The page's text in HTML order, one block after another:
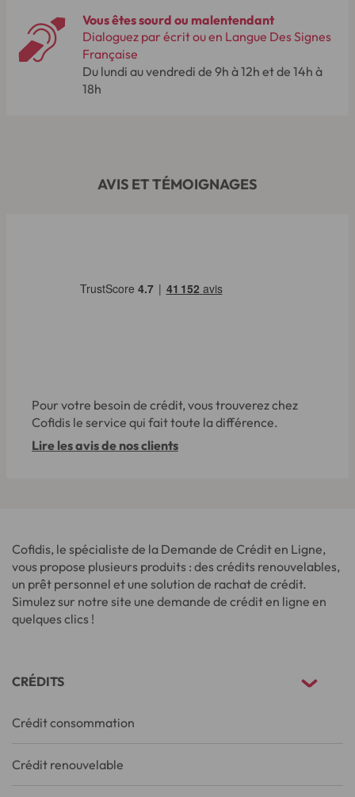
Vous êtes sourd ou malentendant
Dialoguez par écrit ou en Langue Des Signes
Française
Du lundi au vendredi de 9h à 12h et de 14h à
18h
AVIS ET TÉMOIGNAGES
Pour votre besoin de crédit, vous trouverez chez
Cofidis le service qui fait toute la différence.
Lire les avis de nos clients
Cofidis, le spécialiste de la Demande de Crédit en Ligne,
vous propose plusieurs produits : des crédits renouvelables,
un prêt personnel et une solution de rachat de crédit.
Simulez sur notre site une demande de crédit en ligne en
quelques clics !
CRÉDITS
Crédit consommation
Crédit renouvelable